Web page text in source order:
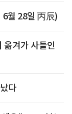
6월 28일 丙辰)
겨가 사들인
다